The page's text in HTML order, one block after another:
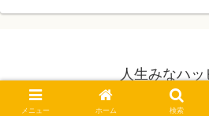
人生みなハッ
© 2019 人生みなハ
メニュー ホーム 検索